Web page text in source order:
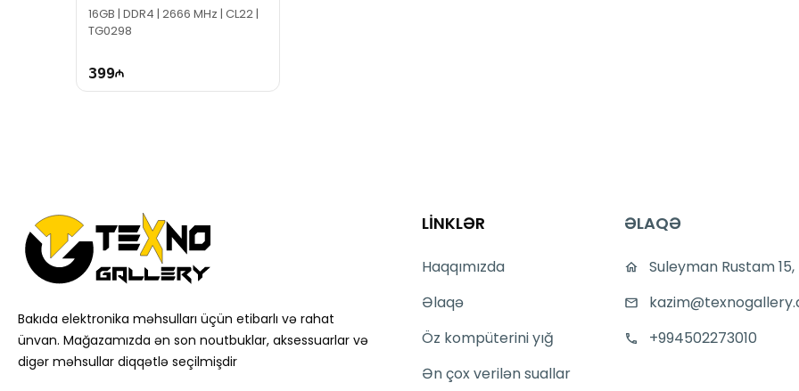
16GB | DDR4 | 2666 MHz | CL22 |
TG0298
399
Bakıda elektronika məhsulları üçün etibarlı və rahat
ünvan. Mağazamızda ən son noutbuklar, aksessuarlar və
digər məhsullar diqqətlə seçilmişdir
LİNKLƏR
Haqqımızda
Əlaqə
Öz kompüterini yığ
Ən çox verilən suallar
ƏLAQƏ
Suleyman Rustam 15,
+994502273010